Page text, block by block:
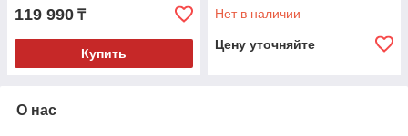
119 990 ₸
Купить
Нет в наличии
Цену уточняйте
О нас